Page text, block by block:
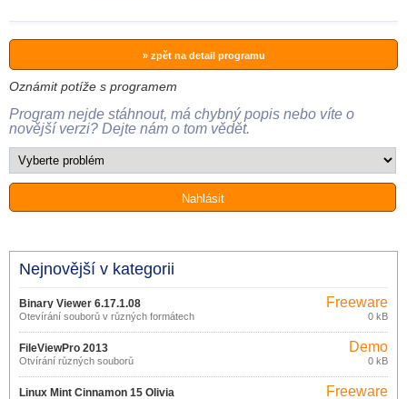
» zpět na detail programu
Oznámit potíže s programem
Program nejde stáhnout, má chybný popis nebo víte o
novější verzi? Dejte nám o tom vědět.
Nejnovější v kategorii
Binary Viewer 6.17.1.08
Otevírání souborů v různých formátech
Freeware
0 kB
FileViewPro 2013
Otvírání různých souborů
Demo
0 kB
Linux Mint Cinnamon 15 Olivia Freeware